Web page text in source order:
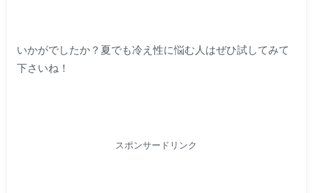
いかがでしたか？夏でも冷え性に悩む人はぜひ試してみて
下さいね！
スポンサードリンク